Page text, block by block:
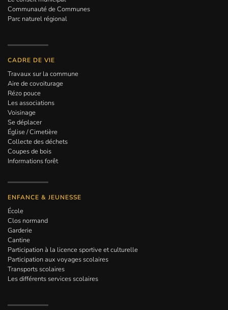
Communauté de Communes
Parc naturel régional
CADRE DE VIE
Travaux sur la commune
Aire de covoiturage
Rézo pouce
Les associations
Voisinage
Se déplacer
Église / Cimetière
Collecte des déchets
Coupes de bois
Informations forêt
ENFANCE & JEUNESSE
École
Clos normand
Garderie
Cantine
Participation à la licence sportive et culturelle
Participation aux voyages scolaires
Transports scolaires
Les différents services scolaires